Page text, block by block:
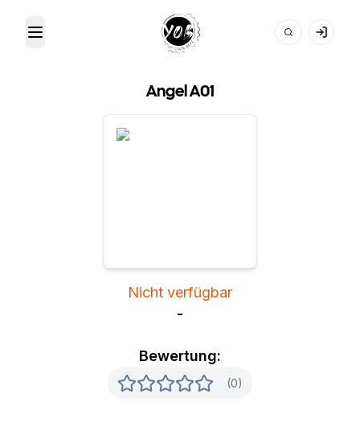
Toggle Menu Your Own Beer
Angel A01
Bewertung:
(0)
Nicht verfügbar
-